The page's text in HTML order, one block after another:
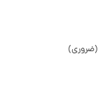
(ضروری)